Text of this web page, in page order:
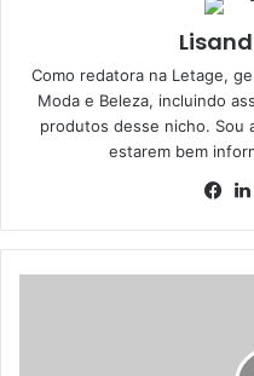
Como redatora na Letage,
Moda e Beleza, incluindo
produtos desse nicho. Sou
estarem bem